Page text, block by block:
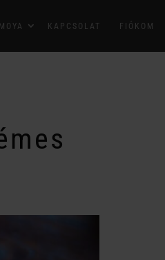
MOYA KAPCSOLAT FIÓKOM